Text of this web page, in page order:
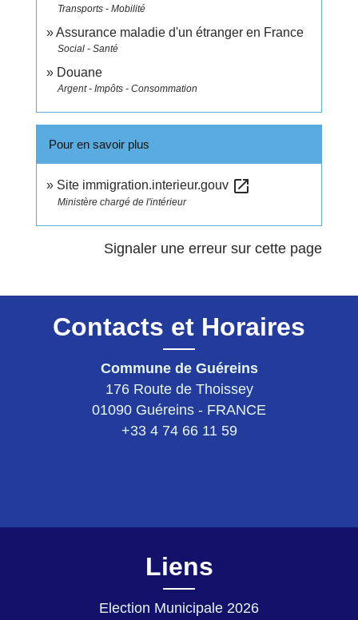
Transports - Mobilité
Assurance maladie d'un étranger en France
Social - Santé
Douane
Argent - Impôts - Consommation
Pour en savoir plus
Site immigration.interieur.gouv open_in_new
Ministère chargé de l'intérieur
Signaler une erreur sur cette page
Contacts et Horaires
Commune de Guéreins
176 Route de Thoissey
01090 Guéreins - FRANCE
+33 4 74 66 11 59
Liens
Election Municipale 2026